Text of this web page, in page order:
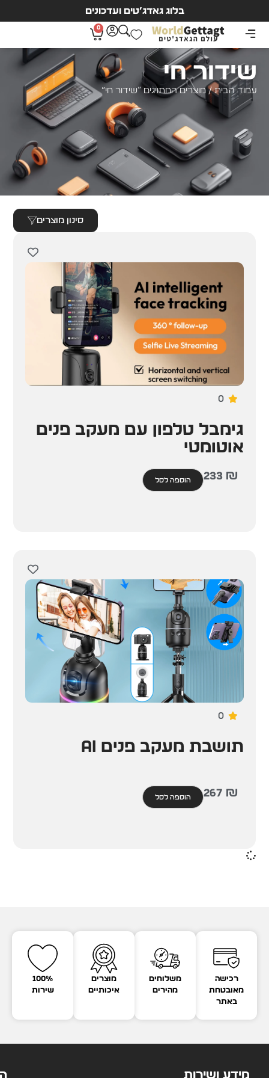
בלוג גאדג’טים ועדכונים
0
שידור חי
עמוד הבית/ מוצרים המתויגים “שידור חי”
סינון מוצרים
0
גימבל טלפון עם מעקב פנים
אוטומטי
233 ₪ הוספה לסל
0
תושבת מעקב פנים AI
267 ₪ הוספה לסל
רכישה
מאובטחת
באתר
משלוחים
מהירים
מוצרים
איכותיים
100%
שירות
מידע ושירות